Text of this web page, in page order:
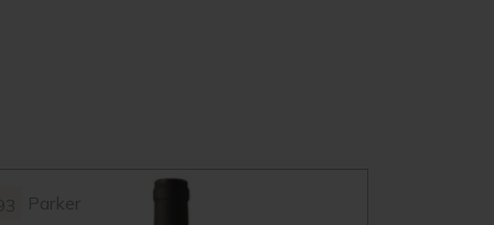
Parker